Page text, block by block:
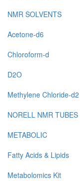
NMR SOLVENTS
Acetone-d6
Chloroform-d
D2O
Methylene Chloride-d2
NORELL NMR TUBES
METABOLIC
Fatty Acids & Lipids
Metabolomics Kit